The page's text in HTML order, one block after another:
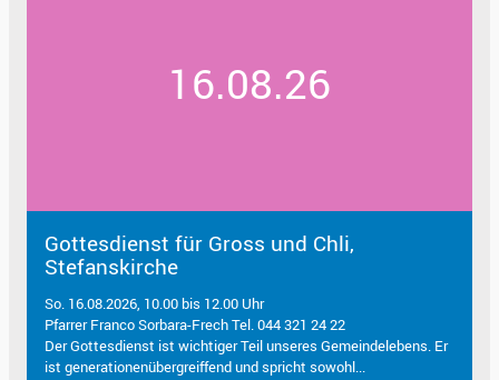
16.08.26
Gottesdienst für Gross und Chli,
Stefanskirche
So. 16.08.2026, 10.00 bis 12.00 Uhr
Pfarrer Franco Sorbara-Frech Tel. 044 321 24 22
Der Gottesdienst ist wichtiger Teil unseres Gemeindelebens. Er
ist generationenübergreiffend und spricht sowohl...